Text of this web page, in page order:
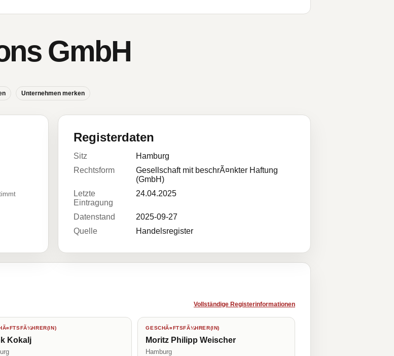
GmbH
Unternehmen merken
Registerdaten
Sitz
Hamburg
Rechtsform
Gesellschaft mit beschrÃ¤nkter Haftung
(GmbH)
Letzte
Eintragung
24.04.2025
Datenstand
2025-09-27
Quelle
Handelsregister
Vollständige Registerinformationen
Kokalj
GESCHÃ¤FTSFÃ¼HRER(IN)
Moritz Philipp Weischer
Hamburg